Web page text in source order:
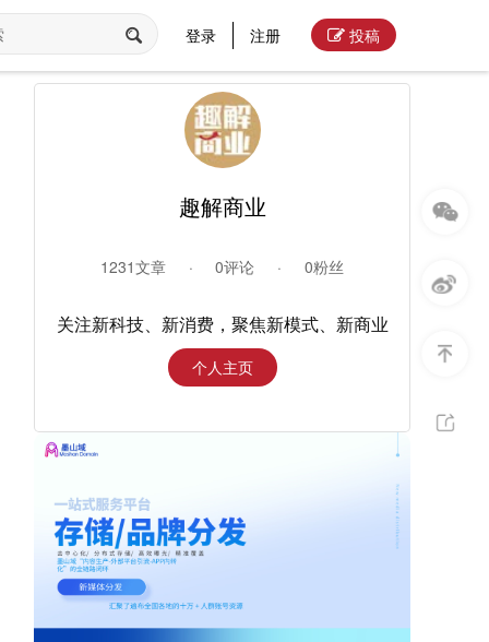
登录 注册 投稿
趣解商业
1231文章 · 0评论 · 0粉丝
关注新科技、新消费，聚焦新模式、新商业
个人主页